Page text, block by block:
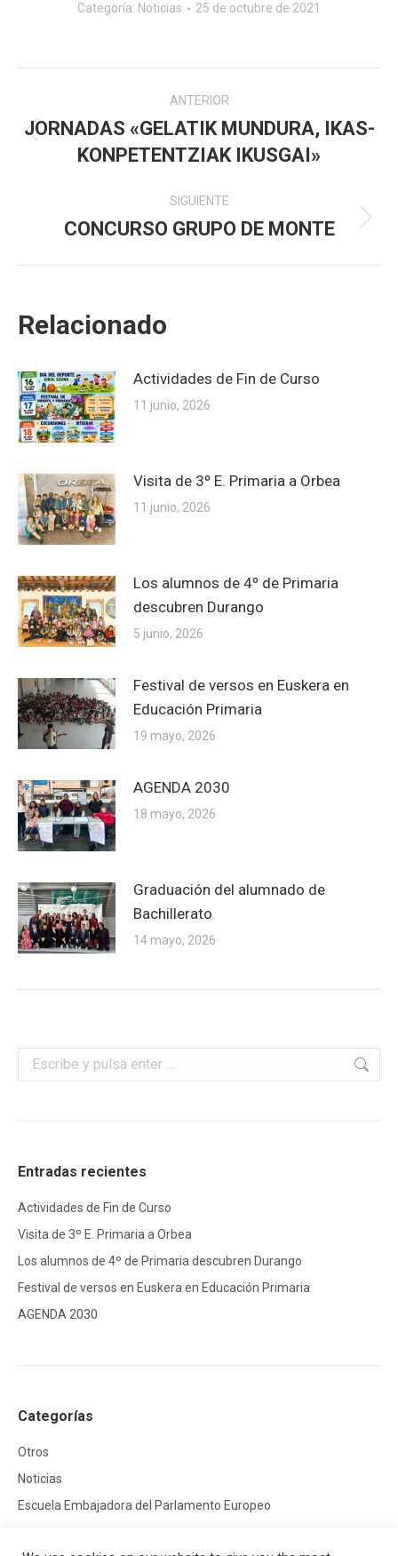
Categoría: Noticias 25 de octubre de 2021
Navegación
entre
publicaciones
ANTERIOR
Publicación
anterior:
JORNADAS «GELATIK MUNDURA, IKAS-
KONPETENTZIAK IKUSGAI»
SIGUIENTE
Publicación
CONCURSO GRUPO DE MONTE
Relacionado
Actividades de Fin de Curso
11 junio, 2026
Visita de 3º E. Primaria a Orbea
11 junio, 2026
Los alumnos de 4º de Primaria
descubren Durango
5 junio, 2026
Festival de versos en Euskera en
Educación Primaria
19 mayo, 2026
AGENDA 2030
18 mayo, 2026
Graduación del alumnado de
Bachillerato
14 mayo, 2026
Buscar:
Entradas recientes
Actividades de Fin de Curso
Visita de 3º E. Primaria a Orbea
Los alumnos de 4º de Primaria descubren Durango
Festival de versos en Euskera en Educación Primaria
AGENDA 2030
Categorías
Otros
Noticias
Escuela Embajadora del Parlamento Europeo